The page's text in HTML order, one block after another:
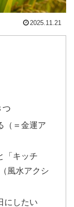
2025.11.21
つ
（＝金運ア
「キッチ
風水アクシ
にしたい